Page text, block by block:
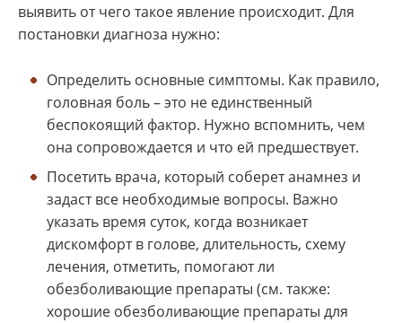
выявить от чего такое явление происходит. Для
постановки диагноза нужно:
Определить основные симптомы. Как правило,
головная боль – это не единственный
беспокоящий фактор. Нужно вспомнить, чем
она сопровождается и что ей предшествует.
Посетить врача, который соберет анамнез и
задаст все необходимые вопросы. Важно
указать время суток, когда возникает
дискомфорт в голове, длительность, схему
лечения, отметить, помогают ли
обезболивающие препараты (см. также:
хорошие обезболивающие препараты для